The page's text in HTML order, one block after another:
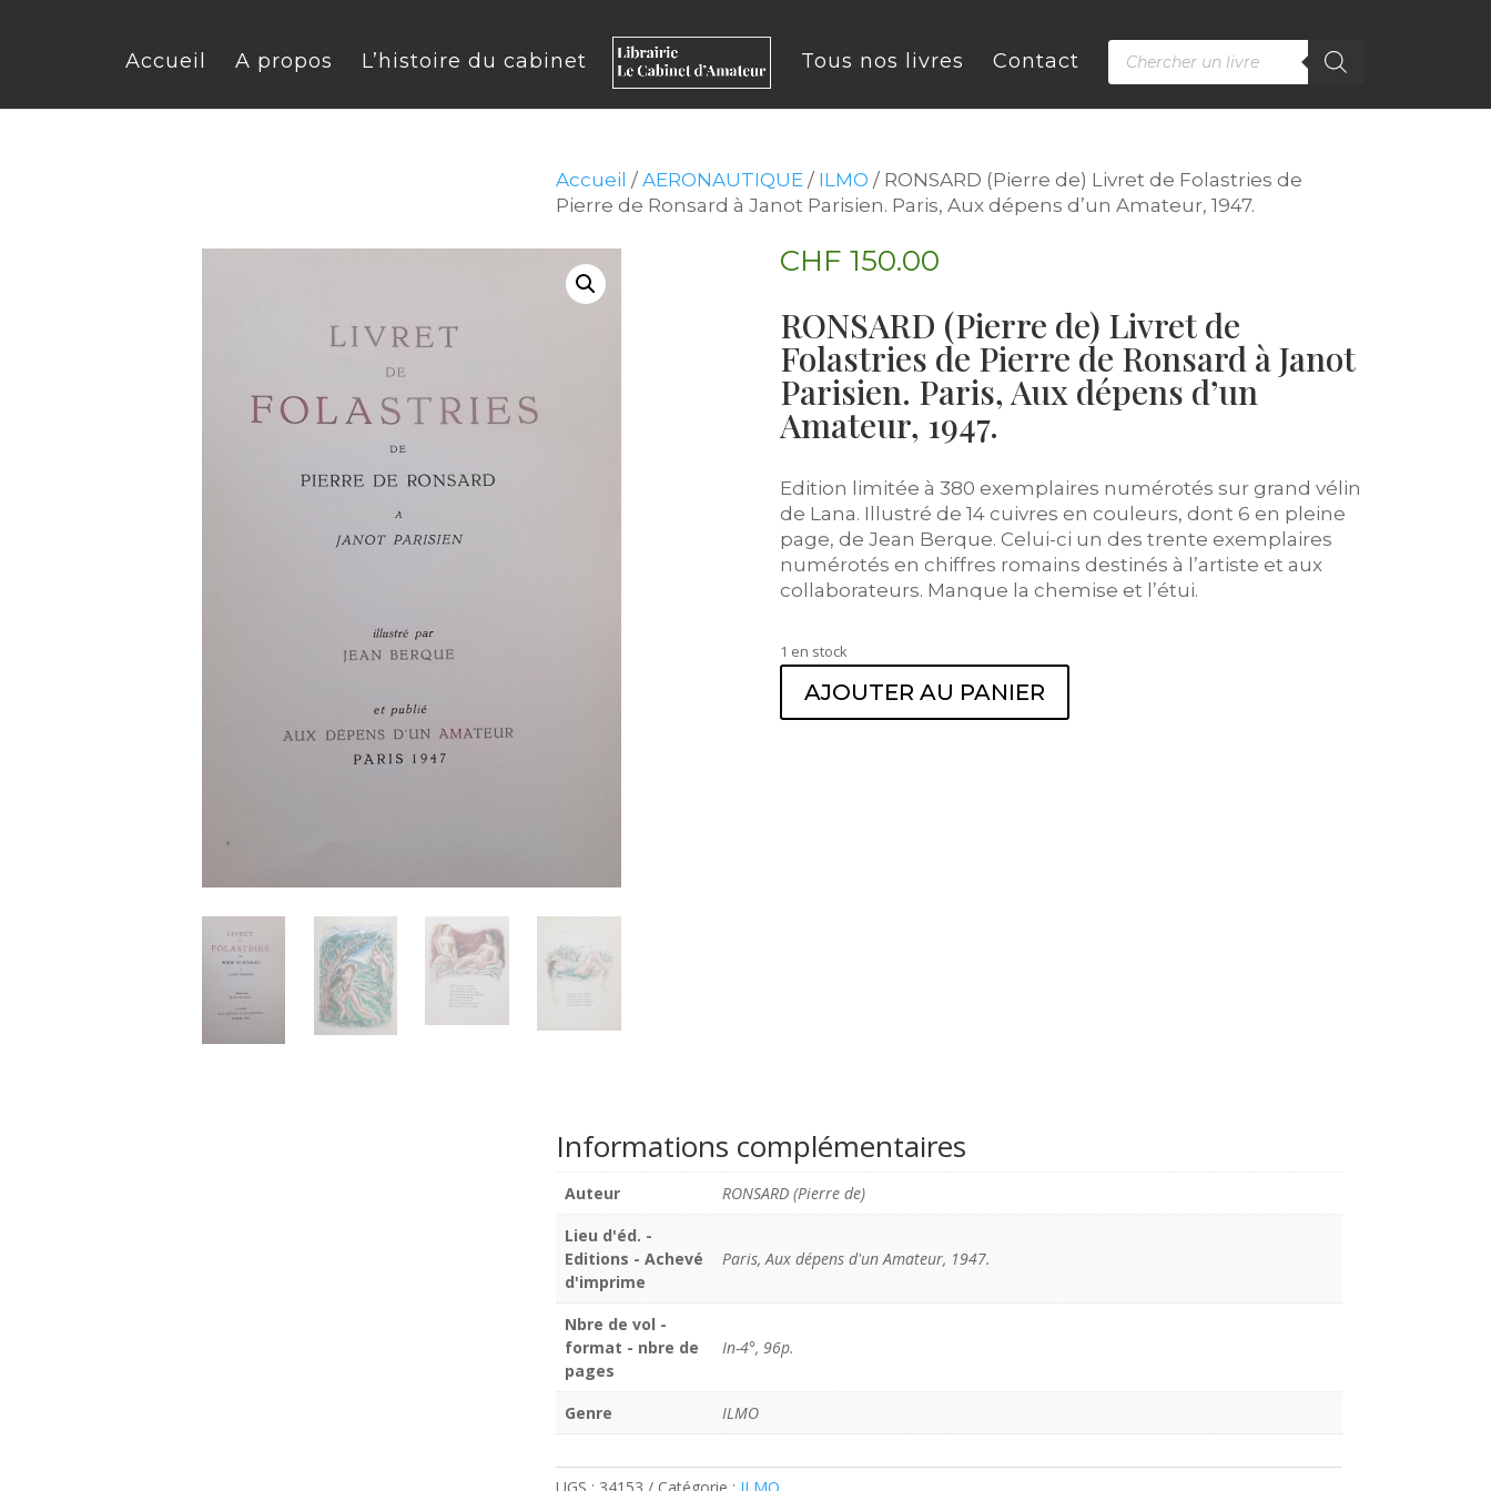
Accueil A propos L’histoire du cabinet Tous nos livres Contact
Recherche
de
produits
Accueil / AERONAUTIQUE / ILMO / RONSARD (Pierre de) Livret de Folastries de
Pierre de Ronsard à Janot Parisien. Paris, Aux dépens d’un Amateur, 1947.
CHF 150.00
RONSARD (Pierre de) Livret de
Folastries de Pierre de Ronsard à Janot
Parisien. Paris, Aux dépens d’un
Amateur, 1947.
Edition limitée à 380 exemplaires numérotés sur grand vélin
de Lana. Illustré de 14 cuivres en couleurs, dont 6 en pleine
page, de Jean Berque. Celui-ci un des trente exemplaires
numérotés en chiffres romains destinés à l’artiste et aux
collaborateurs. Manque la chemise et l’étui.
1 en stock
AJOUTER AU PANIER
Informations complémentaires
Auteur
RONSARD (Pierre de)
Lieu d'éd. -
Editions - Achevé
d'imprime
Paris, Aux dépens d'un Amateur, 1947.
Nbre de vol -
format - nbre de
pages
In-4°, 96p.
Genre ILMO